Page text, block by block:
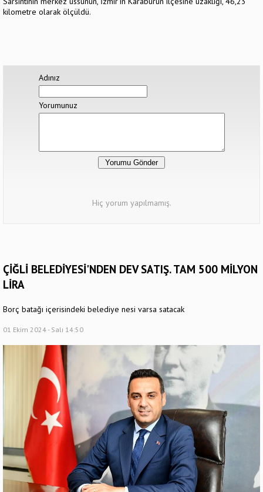
kilometre olarak ölçüldü.
Adınız
Yorumunuz
Hiç yorum yapılmamış.
ÇİĞLİ BELEDİYESİ'NDEN DEV SATIŞ. TAM 500 MİLYON
LİRA
Borç batağı içerisindeki belediye nesi varsa satacak
01 Ekim 2024 - Salı 14:50